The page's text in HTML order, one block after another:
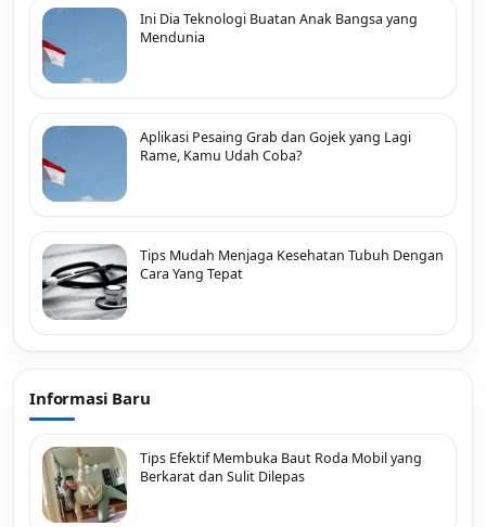
Ini Dia Teknologi Buatan Anak Bangsa yang
Mendunia
Aplikasi Pesaing Grab dan Gojek yang Lagi
Rame, Kamu Udah Coba?
Tips Mudah Menjaga Kesehatan Tubuh Dengan
Cara Yang Tepat
Informasi Baru
Tips Efektif Membuka Baut Roda Mobil yang
Berkarat dan Sulit Dilepas